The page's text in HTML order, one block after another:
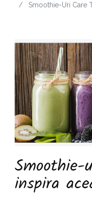
Smoothie-Uri Care
inspira